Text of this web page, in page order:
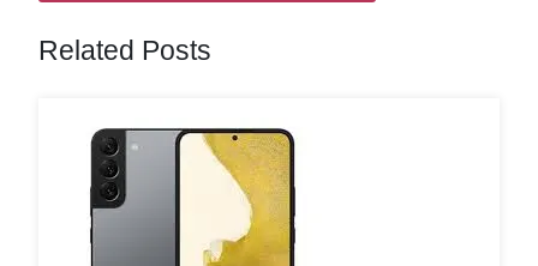
Related Posts